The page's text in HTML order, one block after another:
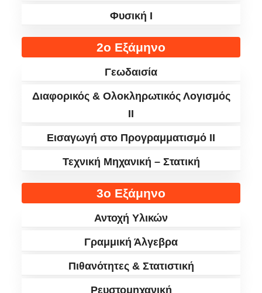
Φυσική I
2ο Εξάμηνο
Γεωδαισία
Διαφορικός & Ολοκληρωτικός Λογισμός
ΙΙ
Εισαγωγή στο Προγραμματισμό ΙΙ
Τεχνική Μηχανική – Στατική
3ο Εξάμηνο
Αντοχή Υλικών
Γραμμική Άλγεβρα
Πιθανότητες & Στατιστική
Ρευστομηχανική